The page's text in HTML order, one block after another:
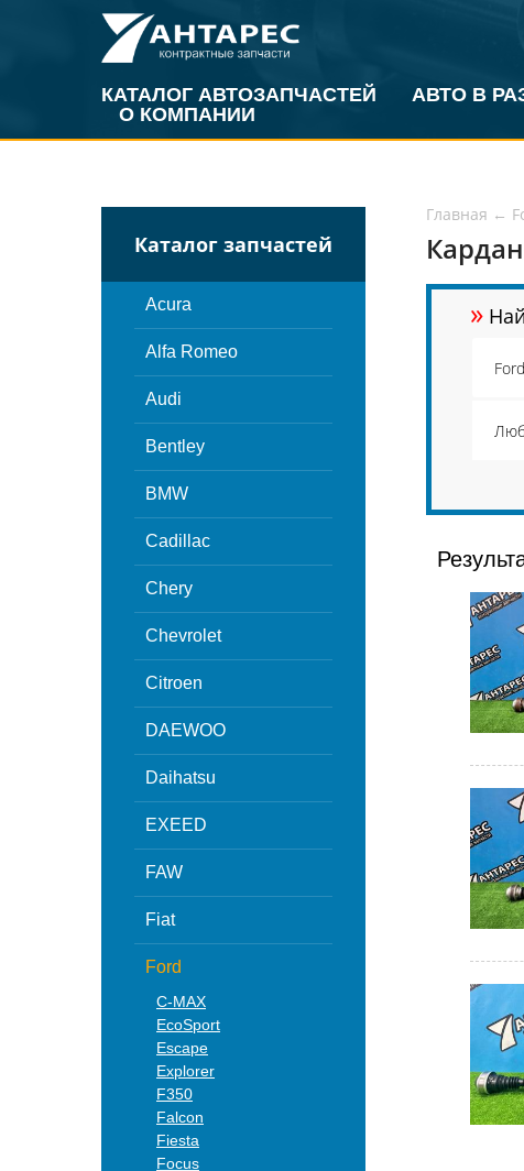
КАТАЛОГ АВТОЗАПЧАСТЕЙ АВТО В
О КОМПАНИИ
Каталог запчастей
Acura
Alfa Romeo
Audi
Bentley
BMW
Cadillac
Chery
Chevrolet
Citroen
DAEWOO
Daihatsu
EXEED
FAW
Fiat
Ford
C-MAX
EcoSport
Escape
Explorer
F350
Falcon
Fiesta
Focus
Главная ←
»